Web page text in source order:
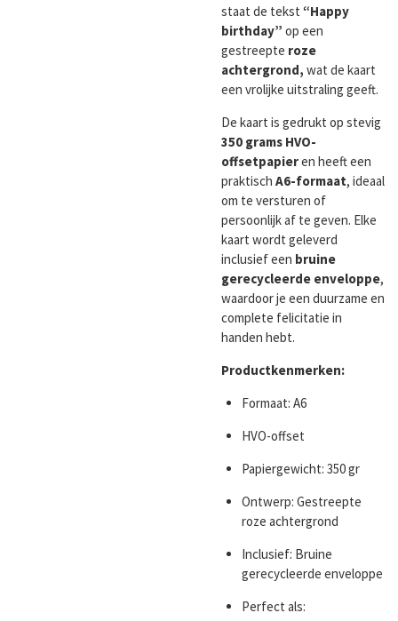
staat de tekst “Happy
birthday” op een
gestreepte roze
achtergrond, wat de kaart
een vrolijke uitstraling geeft.
De kaart is gedrukt op stevig
350 grams HVO-
offsetpapieren heeft een
praktisch A6-formaat, ideaal
om te versturen of
persoonlijk af te geven. Elke
kaart wordt geleverd
inclusief een bruine
gerecycleerde enveloppe,
waardoor je een duurzame en
complete felicitatie in
handen hebt.
Productkenmerken:
Formaat: A6
HVO-offset
Papiergewicht: 350 gr
Ontwerp: Gestreepte
roze achtergrond
Inclusief: Bruine
gerecycleerde enveloppe
Perfect als: